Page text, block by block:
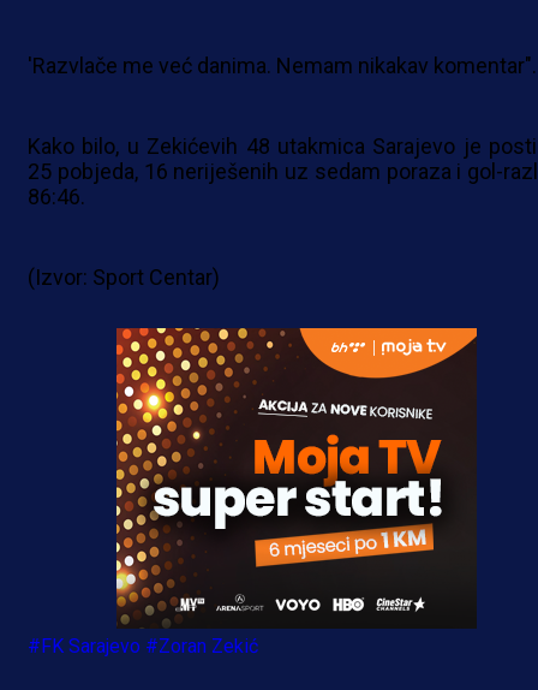
'Razvlače me već danima. Nemam nikakav
Kako bilo, u Zekićevih 48 utakmica Sarajevo je
25 pobjeda, 16 neriješenih uz sedam poraza i gol-
86:46.
(Izvor: Sport Centar)
#FK Sarajevo #Zoran Zekić